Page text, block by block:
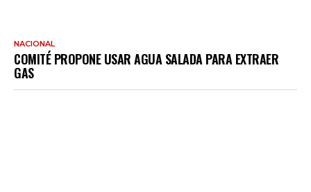
NACIONAL
COMITÉ PROPONE USAR AGUA SALADA PARA EXTRAER
GAS